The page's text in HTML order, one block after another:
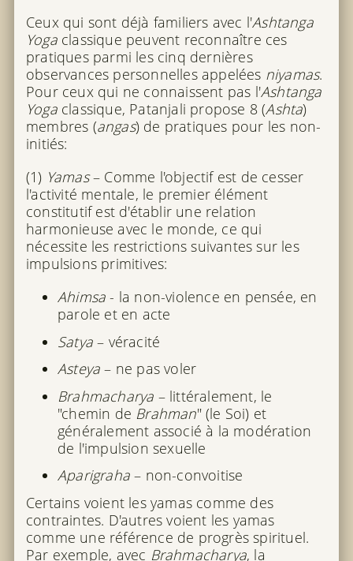
Ceux qui sont déjà familiers avec l'Ashtanga
Yogaclassique peuvent reconnaître ces
pratiques parmi les cinq dernières
observances personnelles appelées niyamas.
Pour ceux qui ne connaissent pas l'Ashtanga
Yogaclassique, Patanjali propose 8 (Ashta)
membres (angas) de pratiques pour les non-
initiés:
(1) Yamas– Comme l'objectif est de cesser
l'activité mentale, le premier élément
constitutif est d'établir une relation
harmonieuse avec le monde, ce qui
nécessite les restrictions suivantes sur les
impulsions primitives:
Ahimsa - la non-violence en pensée, en
parole et en acte
Satya– véracité
Asteya – ne pas voler
Brahmacharya – littéralement, le
"chemin de Brahman" (le Soi) et
généralement associé à la modération
de l'impulsion sexuelle
Aparigraha– non-convoitise
Certains voient les yamas comme des
contraintes. D'autres voient les yamas
comme une référence de progrès spirituel.
Par exemple, avec Brahmacharya, la